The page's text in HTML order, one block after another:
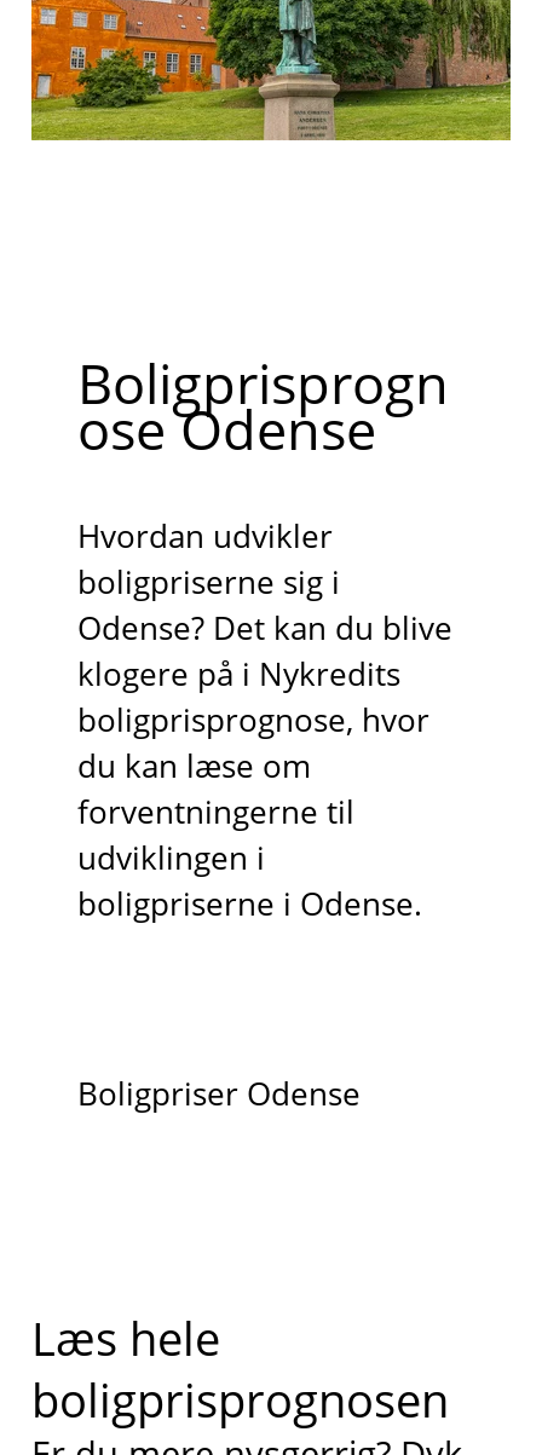
Boligprisprogn
ose Odense
Hvordan udvikler
boligpriserne sig i
Odense? Det kan du blive
klogere på i Nykredits
boligprisprognose, hvor
du kan læse om
forventningerne til
udviklingen i
boligpriserne i Odense.
Boligpriser Odense
Læs hele
boligprisprognosen